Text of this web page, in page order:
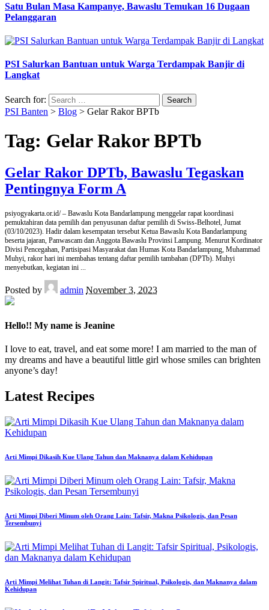
Satu Bulan Masa Kampanye, Bawaslu Temukan 16 Dugaan
Pelanggaran
PSI Salurkan Bantuan untuk Warga Terdampak Banjir di
Langkat
Search for:
PSI Banten > Blog > Gelar Rakor BPTb
Tag: Gelar Rakor BPTb
Gelar Rakor DPTb, Bawaslu Tegaskan
Pentingnya Form A
psiyogyakarta.or.id/ – Bawaslu Kota Bandarlampung menggelar rapat koordinasi
pemuktahiran data pemilih dan penyusunan daftar pemilih di Swiss-Belhotel, Jumat
(03/10/2023). Hadir dalam kesempatan tersebut Ketua Bawaslu Kota Bandarlampung
beserta jajaran, Panwascam dan Anggota Bawaslu Provinsi Lampung. Menurut Kordinator
Divisi Pencegahan, Partisipasi Masyarakat dan Humas Kota Bandarlampung, Muhammad
Muhyi, rakor hari ini membahas tentang daftar pemilih tambahan (DPTb). Muhyi
menyebutkan, kegiatan ini ...
Posted by admin November 3, 2023
Hello!! My name is Jeanine
I love to eat, travel, and eat some more! I am married to the man of
my dreams and have a beautiful little girl whose smiles can brighten
anyone’s day!
Latest Recipes
Arti Mimpi Dikasih Kue Ulang Tahun dan Maknanya dalam Kehidupan
Arti Mimpi Diberi Minum oleh Orang Lain: Tafsir, Makna Psikologis, dan Pesan
Tersembunyi
Arti Mimpi Melihat Tuhan di Langit: Tafsir Spiritual, Psikologis, dan Maknanya dalam
Kehidupan